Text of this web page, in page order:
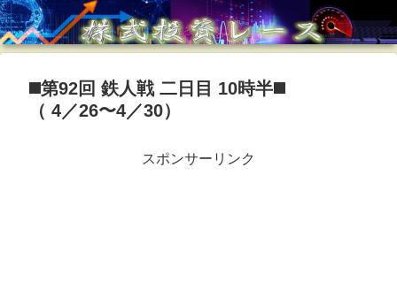
◼️第92回 鉄人戦 二日目 10時半◼️
（ 4／26〜4／30）
スポンサーリンク